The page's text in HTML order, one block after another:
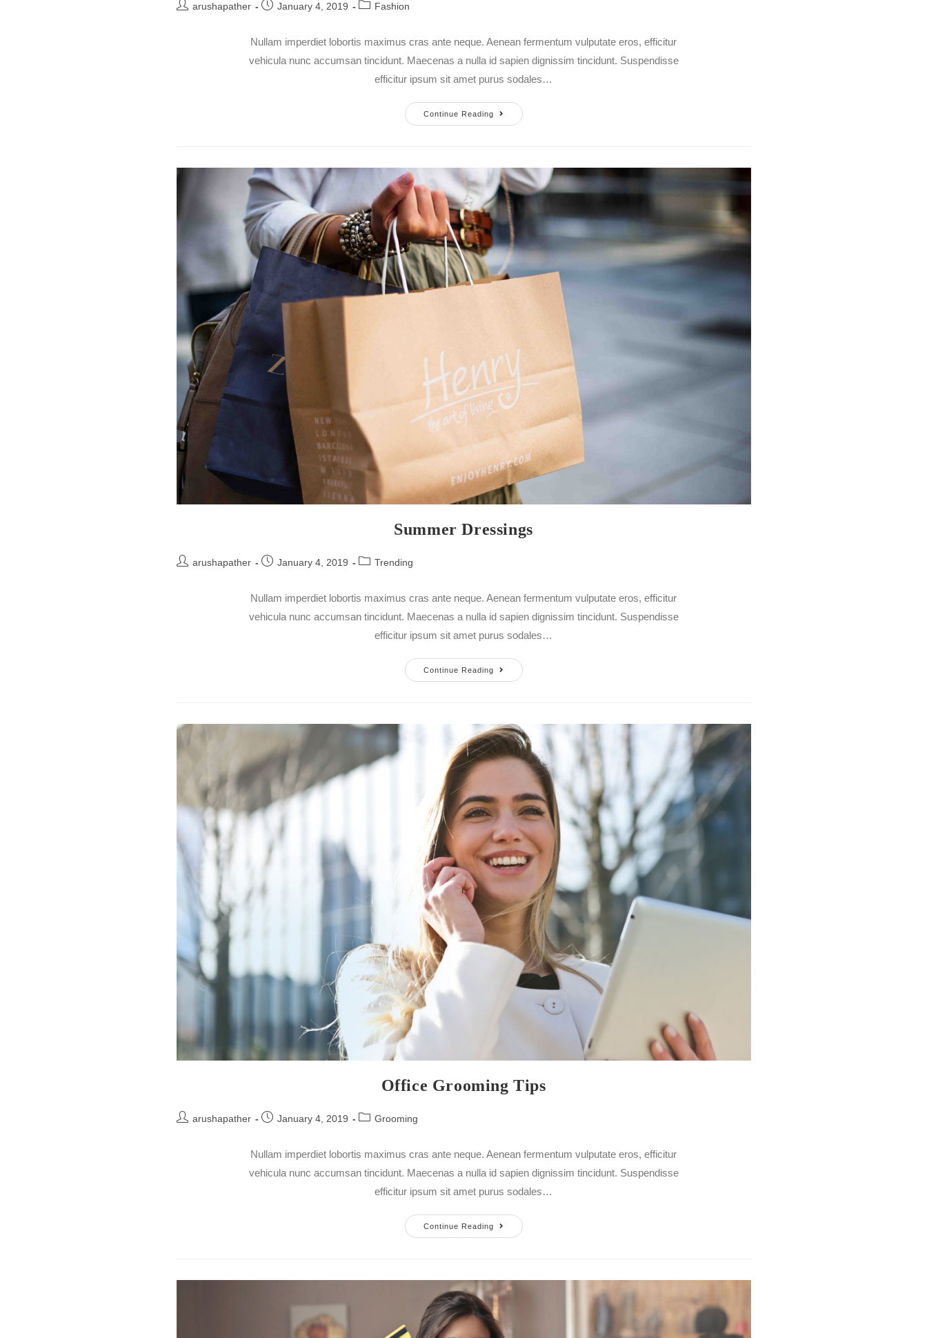
arushapather January 4, 2019 Fashion
Nullam imperdiet lobortis maximus cras ante neque. Aenean fermentum vulputate eros, efficitur
vehicula nunc accumsan tincidunt. Maecenas a nulla id sapien dignissim tincidunt. Suspendisse
efficitur ipsum sit amet purus sodales…
Continue Reading
Summer Dressings
arushapather January 4, 2019 Trending
Nullam imperdiet lobortis maximus cras ante neque. Aenean fermentum vulputate eros, efficitur
vehicula nunc accumsan tincidunt. Maecenas a nulla id sapien dignissim tincidunt. Suspendisse
efficitur ipsum sit amet purus sodales…
Continue Reading
Office Grooming Tips
arushapather January 4, 2019 Grooming
Nullam imperdiet lobortis maximus cras ante neque. Aenean fermentum vulputate eros, efficitur
vehicula nunc accumsan tincidunt. Maecenas a nulla id sapien dignissim tincidunt. Suspendisse
efficitur ipsum sit amet purus sodales…
Continue Reading